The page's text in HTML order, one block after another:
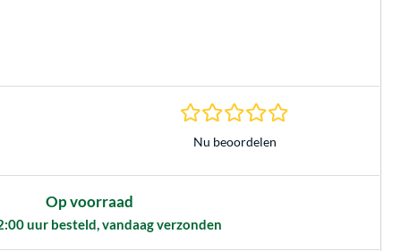
0.0 sterren
Nu beoordelen
Op voorraad
uur besteld, vandaag verzonden